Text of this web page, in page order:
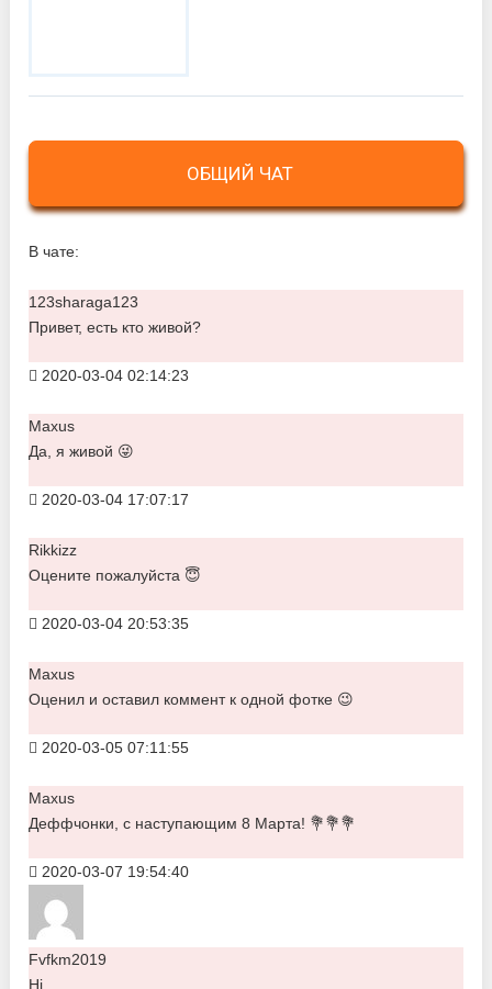
ОБЩИЙ ЧАТ
В чате:
123sharaga123
Привет, есть кто живой?
2020-03-04 02:14:23
Maxus
Да, я живой 😜
2020-03-04 17:07:17
Rikkizz
Оцените пожалуйста 😇
2020-03-04 20:53:35
Maxus
Оценил и оставил коммент к одной фотке 😉
2020-03-05 07:11:55
Maxus
Деффчонки, с наступающим 8 Марта! 💐💐💐
2020-03-07 19:54:40
Fvfkm2019
Hi